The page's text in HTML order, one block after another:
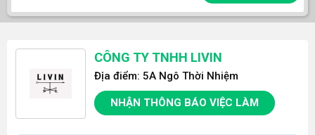
CÔNG TY TNHH LIVIN
Địa điểm: 5A Ngô Thời Nhiệm
NHẬN THÔNG BÁO VIỆC LÀM